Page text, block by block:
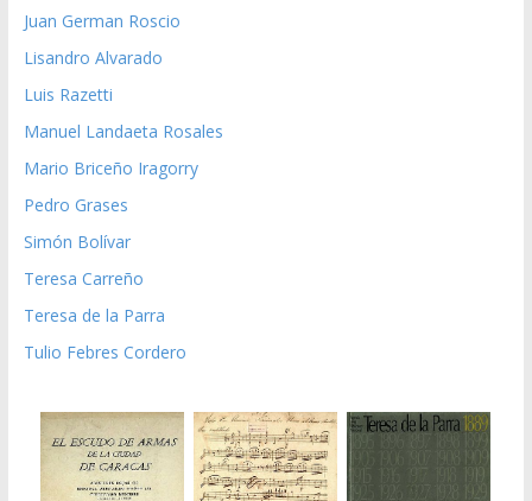
Juan German Roscio
Lisandro Alvarado
Luis Razetti
Manuel Landaeta Rosales
Mario Briceño Iragorry
Pedro Grases
Simón Bolívar
Teresa Carreño
Teresa de la Parra
Tulio Febres Cordero